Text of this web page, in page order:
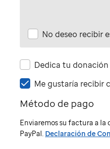
No deseo recibir
Dedica tu
Me
recibir
electrónicos
de
Me gustaría recibir
Método de pago
Enviaremos su factura a
PayPal. Declaración de